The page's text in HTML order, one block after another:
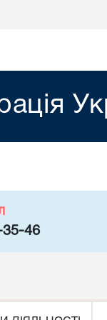
35-46